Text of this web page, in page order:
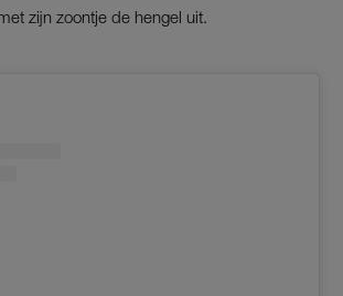
zijn zoontje de hengel uit.